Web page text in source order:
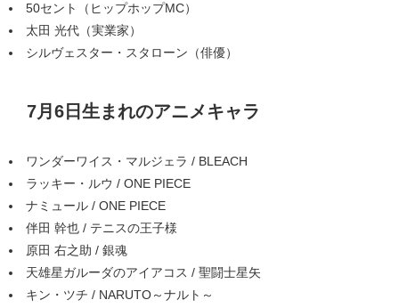
50セント（ヒップホップMC）
太田 光代（実業家）
シルヴェスター・スタローン（俳優）
7月6日生まれのアニメキャラ
ワンダーワイス・マルジェラ / BLEACH
ラッキー・ルウ / ONE PIECE
ナミュール / ONE PIECE
伴田 幹也 / テニスの王子様
原田 右之助 / 銀魂
天雄星ガルーダのアイアコス / 聖闘士星矢
キン・ツチ / NARUTO～ナルト～